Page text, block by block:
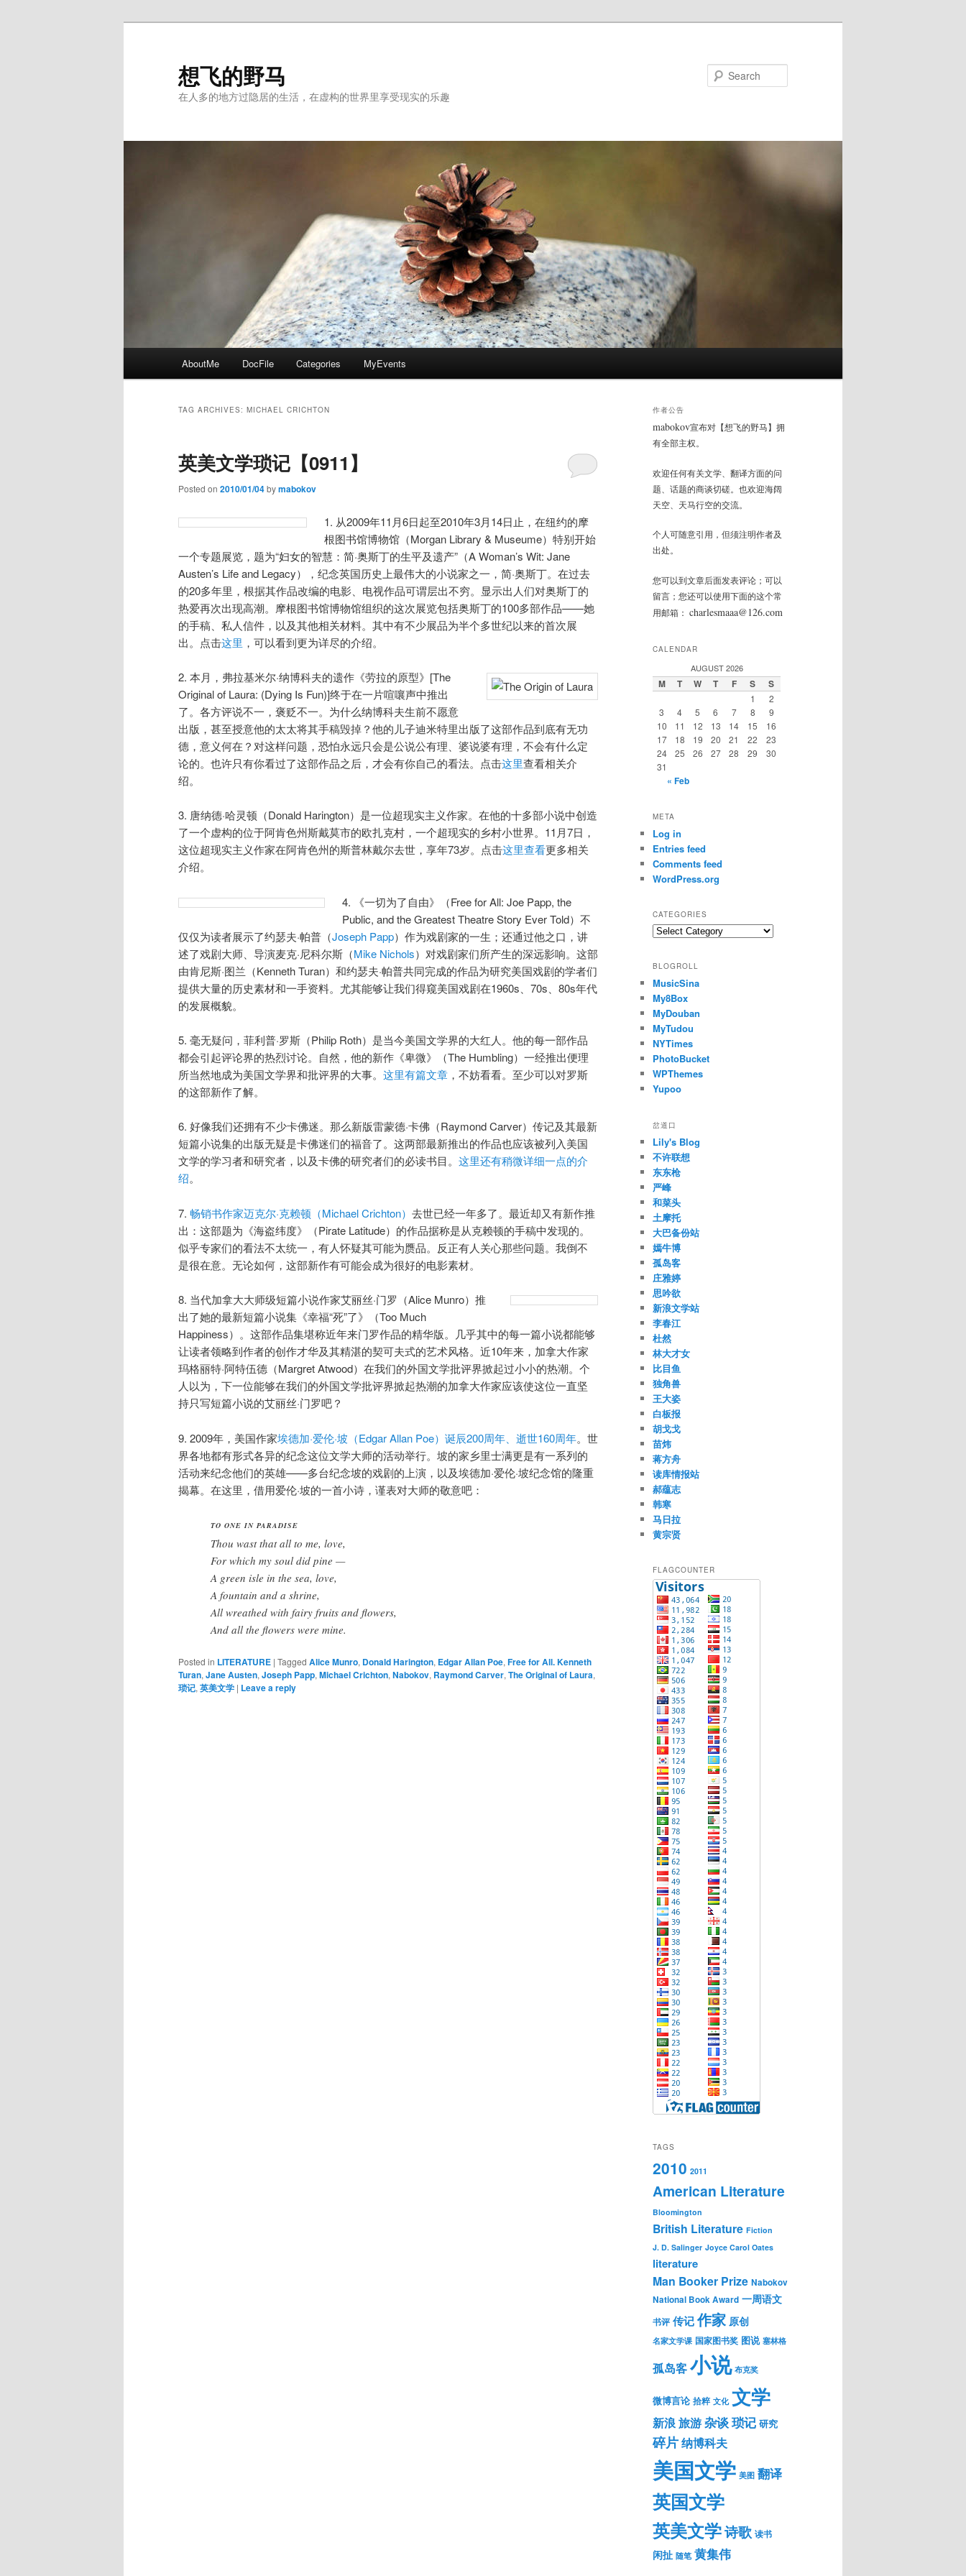
想飞的野马
在人多的地方过隐居的生活，在虚构的世界里享受现实的乐趣
AboutMe DocFile Categories MyEvents
TAG ARCHIVES: MICHAEL CRICHTON
英美文学琐记【0911】
Posted on 2010/01/04bymabokov
1. 从2009年11月6日起至2010年3月14日止，在纽约的摩
根图书馆博物馆（Morgan Library & Museume）特别开始
一个专题展览，题为“妇女的智慧：简·奥斯丁的生平及遗产”（A Woman’s Wit: Jane
Austen’s Life and Legacy），纪念英国历史上最伟大的小说家之一，简·奥斯丁。在过去
的20多年里，根据其作品改编的电影、电视作品可谓层出不穷。显示出人们对奥斯丁的
热爱再次出现高潮。摩根图书馆博物馆组织的这次展览包括奥斯丁的100多部作品——她
的手稿、私人信件，以及其他相关材料。其中有不少展品为半个多世纪以来的首次展
出。点击这里 ，可以看到更为详尽的介绍。
2. 本月，弗拉基米尔·纳博科夫的遗作《劳拉的原型》[The
Original of Laura: (Dying Is Fun)]终于在一片喧嚷声中推出
了。各方评说不一，褒贬不一。为什么纳博科夫生前不愿意
出版，甚至授意他的太太将其手稿毁掉？他的儿子迪米特里出版了这部作品到底有无功
德，意义何在？对这样问题，恐怕永远只会是公说公有理、婆说婆有理，不会有什么定
论的。也许只有你看过了这部作品之后，才会有你自己的看法。点击这里查看相关介
绍。
3. 唐纳德·哈灵顿（Donald Harington）是一位超现实主义作家。在他的十多部小说中创造
了一个虚构的位于阿肯色州斯戴莫市的欧扎克村，一个超现实的乡村小世界。11月7日，
这位超现实主义作家在阿肯色州的斯普林戴尔去世，享年73岁。点击这里查看更多相关
介绍。
4. 《一切为了自由》（Free for All: Joe Papp, the
Public, and the Greatest Theatre Story Ever Told）不
仅仅为读者展示了约瑟夫·帕普（Joseph Papp）作为戏剧家的一生；还通过他之口，讲
述了戏剧大师、导演麦克·尼科尔斯（Mike Nichols）对戏剧家们所产生的深远影响。这部
由肯尼斯·图兰（Kenneth Turan）和约瑟夫·帕普共同完成的作品为研究美国戏剧的学者们
提供大量的历史素材和一手资料。尤其能够让我们得窥美国戏剧在1960s、70s、80s年代
的发展概貌。
5. 毫无疑问，菲利普·罗斯（Philip Roth）是当今美国文学界的大红人。他的每一部作品
都会引起评论界的热烈讨论。自然，他的新作《卑微》（The Humbling）一经推出便理
所当然地成为美国文学界和批评界的大事。 这里有篇文章 ，不妨看看。至少可以对罗斯
的这部新作了解。
6. 好像我们还拥有不少卡佛迷。那么新版雷蒙德·卡佛（Raymond Carver）传记及其最新
短篇小说集的出版无疑是卡佛迷们的福音了。这两部最新推出的作品也应该被列入美国
文学的学习者和研究者，以及卡佛的研究者们的必读书目。 这里还有稍微详细一点的介
绍。
7. 畅销书作家迈克尔·克赖顿（Michael Crichton） 去世已经一年多了。最近却又有新作推
出：这部题为《海盗纬度》（Pirate Latitude）的作品据称是从克赖顿的手稿中发现的。
似乎专家们的看法不太统一，有人怀疑其可能为赝品。反正有人关心那些问题。我倒不
是很在意。无论如何，这部新作有可能会成为很好的电影素材。
8. 当代加拿大大师级短篇小说作家艾丽丝·门罗（Alice Munro）推
出了她的最新短篇小说集《幸福“死”了》（Too Much
Happiness）。这部作品集堪称近年来门罗作品的精华版。几乎其中的每一篇小说都能够
让读者领略到作者的创作才华及其精湛的契可夫式的艺术风格。近10年来，加拿大作家
玛格丽特·阿特伍德（Margret Atwood）在我们的外国文学批评界掀起过小小的热潮。个
人以为，下一位能够在我们的外国文学批评界掀起热潮的加拿大作家应该使这位一直坚
持只写短篇小说的艾丽丝·门罗吧？
9. 2009年，美国作家埃德加·爱伦·坡（Edgar Allan Poe）诞辰200周年、逝世160周年。世
界各地都有形式各异的纪念这位文学大师的活动举行。坡的家乡里士满更是有一系列的
活动来纪念他们的英雄——多台纪念坡的戏剧的上演，以及埃德加·爱伦·坡纪念馆的隆重
揭幕。在这里，借用爱伦·坡的一首小诗，谨表对大师的敬意吧：
TO ONE IN PARADISE
Thou wast that all to me, love,
For which my soul did pine —
A green isle in the sea, love,
A fountain and a shrine,
All wreathed with fairy fruits and flowers,
And all the flowers were mine.
Posted in LITERATURE | Tagged Alice Munro, Donald Harington, Edgar Allan Poe, Free for All. Kenneth
Turan, Jane Austen, Joseph Papp, Michael Crichton, Nabokov, Raymond Carver, The Original of Laura,
琐记, 英美文学 | Leave a reply
作者公告
mabokov宣布对【想飞的野马】拥
有全部主权。
欢迎任何有关文学、翻译方面的问
题、话题的商谈切磋。也欢迎海阔
天空、天马行空的交流。
个人可随意引用，但须注明作者及
出处。
您可以到文章后面发表评论；可以
留言；您还可以使用下面的这个常
用邮箱： charlesmaaa@126.com
CALENDAR
AUGUST 2026
M T W T F S S
1
2
3
4 5 6 7 8
9
10
11 12 13 14 15
16
17
18 19 20 21 22
23
24
25 26 27 28 29
30
31
« Feb
META
Log in
Entries feed
Comments feed
WordPress.org
CATEGORIES
Categories
BLOGROLL
MusicSina
My8Box
MyDouban
MyTudou
NYTimes
PhotoBucket
WPThemes
Yupoo
岔道口
Lily's Blog
不许联想
东东枪
严峰
和菜头
土摩托
大巴备份站
嫣牛博
孤岛客
庄雅婷
思吟欲
新浪文学站
李春江
杜然
林大才女
比目鱼
独角兽
王大姿
白板报
胡戈戈
苗炜
蒋方舟
读库情报站
郝蕴志
韩寒
马日拉
黄宗贤
FLAGCOUNTER
TAGS
2010 2011
American Literature
Bloomington
British Literature Fiction
J. D. Salinger Joyce Carol Oates
literature
Man Booker Prize Nabokov
National Book Award 一周语文
书评 传记作家 原创
名家文学课 国家图书奖 图说 塞林格
孤岛客小说 布克奖
微博言论 拾粹 文化 文学
新浪旅游杂谈琐记 研究
碎片纳博科夫
美国文学 美图 翻译
英国文学
英美文学诗歌 读书
闲扯 随笔 黄集伟